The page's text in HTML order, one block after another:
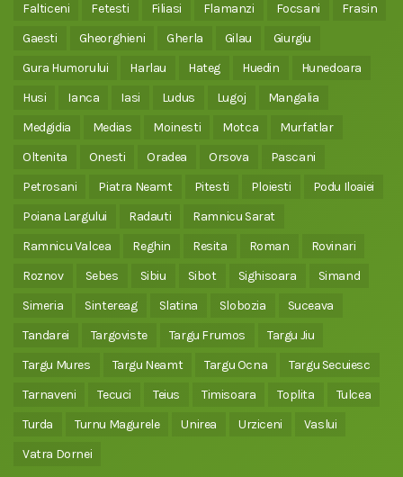
Falticeni
Fetesti Filiasi Flamanzi Focsani
Frasin
Gaesti
Gheorghieni Gherla Gilau
Giurgiu
Gura Humorului
Harlau Hateg Huedin
Hunedoara
Husi
Ianca Iasi Ludus Lugoj
Mangalia
Medgidia
Medias Moinesti Motca
Murfatlar
Oltenita
Onesti Oradea Orsova
Pascani
Petrosani
Piatra Neamt Pitesti Ploiesti
Podu Iloaiei
Poiana Largului
Radauti
Ramnicu Sarat
Ramnicu Valcea
Reghin Resita Roman
Rovinari
Roznov
Sebes Sibiu Sibot Sighisoara
Simand
Simeria
Sintereag Slatina Slobozia
Suceava
Tandarei
Targoviste Targu Frumos
Targu Jiu
Targu Mures
Targu Neamt Targu Ocna
Targu Secuiesc
Tarnaveni
Tecuci Teius Timisoara Toplita
Tulcea
Turda
Turnu Magurele Unirea Urziceni
Vaslui
Vatra Dornei